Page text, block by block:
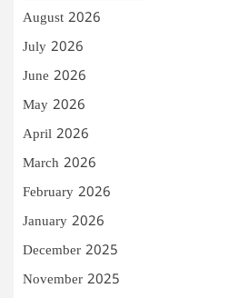
August 2026
July 2026
June 2026
May 2026
April 2026
March 2026
February 2026
January 2026
December 2025
November 2025